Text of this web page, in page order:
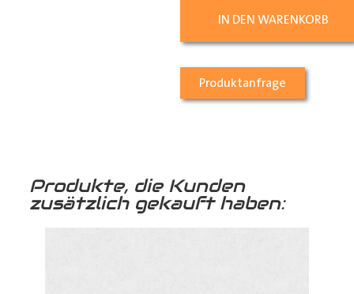
IN DEN WARENKORB
Produktanfrage
Produkte, die Kunden
zusätzlich gekauft haben: